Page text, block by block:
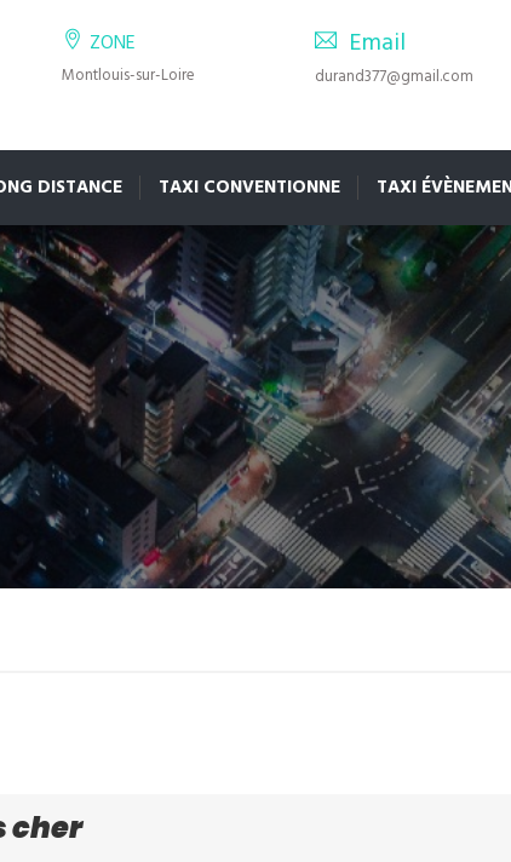
ZONE
Montlouis-sur-Loire
Email
durand377@gmail.com
DISTANCE TAXI CONVENTIONNE TAXI
cher